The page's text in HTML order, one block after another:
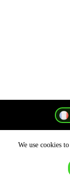
We use cookies